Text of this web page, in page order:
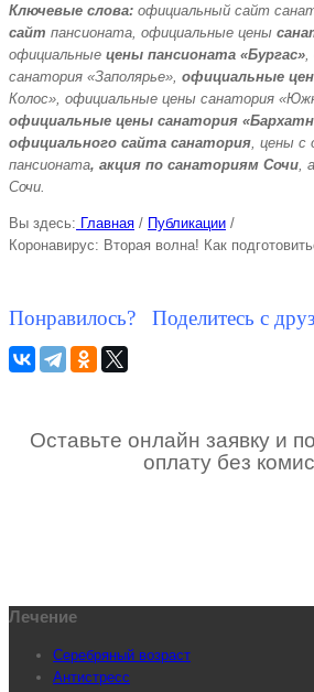
Ключевые слова: официальный сайт
сайт пансионата, официальные цены
официальные цены пансионата «Бургас»
санатория «Заполярье», официальные
Колос», официальные цены санатория
официальные цены санатория
официального сайта санатория , цены
пансионата, акция по санаториям Сочи ,
Сочи.
Вы здесь: Главная / Публикации /
Коронавирус: Вторая волна! Как
Понравилось? Поделитесь с
Оставьте онлайн заявку и
оплату без
Лечение
Серебряный возраст
Антистресс